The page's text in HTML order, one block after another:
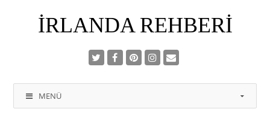
İRLANDA REHBERI
MENÜ